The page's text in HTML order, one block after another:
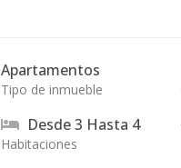
Apartamentos
Tipo de inmueble
Desde3 Hasta 4
Habitaciones